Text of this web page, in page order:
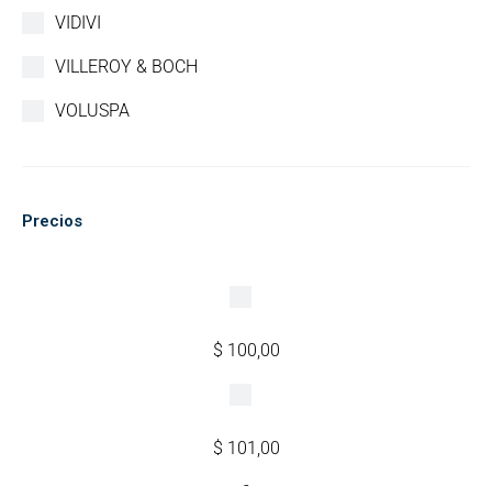
VIDIVI
VILLEROY & BOCH
VOLUSPA
Precios
$ 100,00
$ 101,00
-